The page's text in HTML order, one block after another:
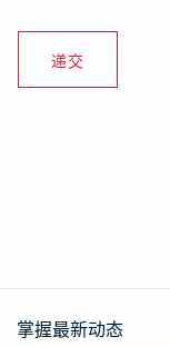
掌握最新动态